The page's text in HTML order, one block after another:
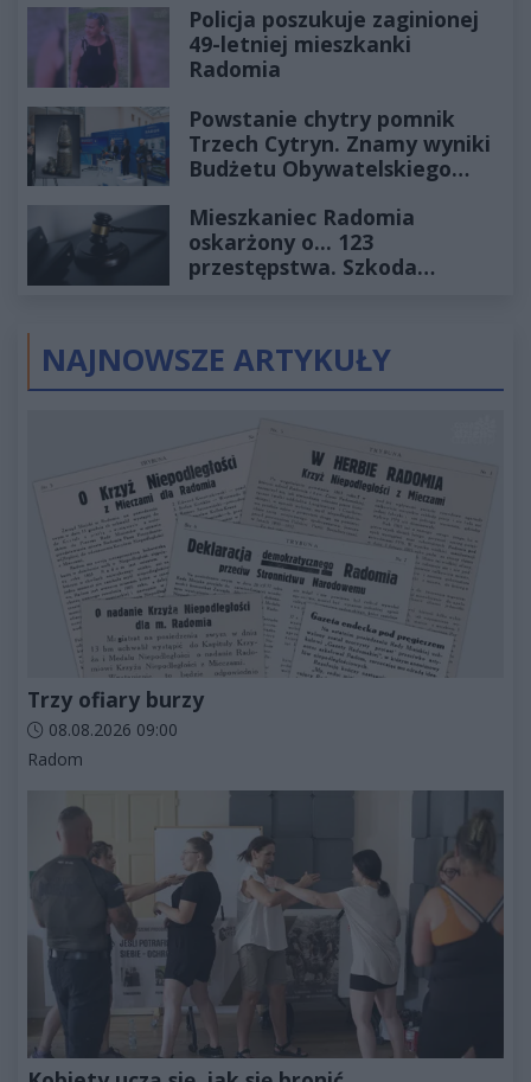
Policja poszukuje zaginionej
49-letniej mieszkanki
Radomia
Powstanie chytry pomnik
Trzech Cytryn. Znamy wyniki
Budżetu Obywatelskiego
Mieszkaniec Radomia
oskarżony o... 123
przestępstwa. Szkoda
NAJNOWSZE ARTYKUŁY
Trzy ofiary burzy
Data dodania artykułu:
08.08.2026 09:00
Kategorie artykułu:
Radom